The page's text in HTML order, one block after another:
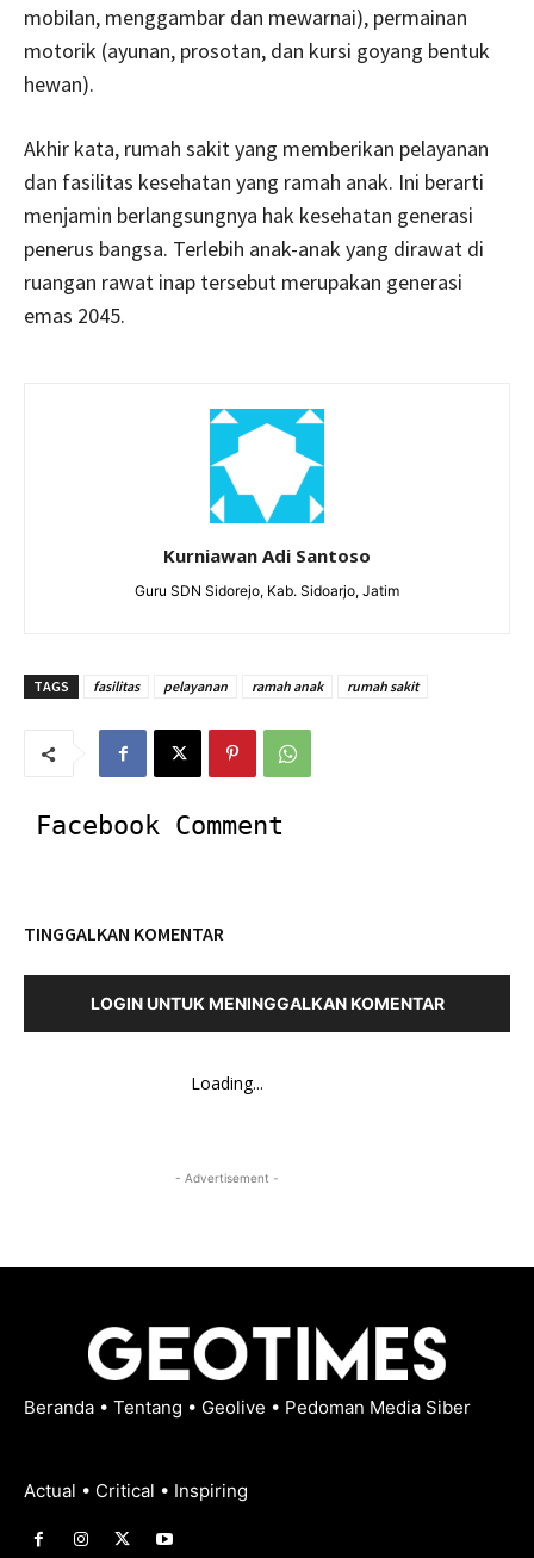
mobilan, menggambar dan mewarnai), permainan
motorik (ayunan, prosotan, dan kursi goyang bentuk
hewan).
Akhir kata, rumah sakit yang memberikan pelayanan
dan fasilitas kesehatan yang ramah anak. Ini berarti
menjamin berlangsungnya hak kesehatan generasi
penerus bangsa. Terlebih anak-anak yang dirawat di
ruangan rawat inap tersebut merupakan generasi
emas 2045.
Kurniawan Adi Santoso
Guru SDN Sidorejo, Kab. Sidoarjo, Jatim
TAGS fasilitas pelayanan ramah anak rumah sakit
Facebook Comment
TINGGALKAN KOMENTAR
LOGIN UNTUK MENINGGALKAN KOMENTAR
Loading...
- Advertisement -
Beranda • Tentang • Geolive • Pedoman Media Siber
Actual • Critical • Inspiring